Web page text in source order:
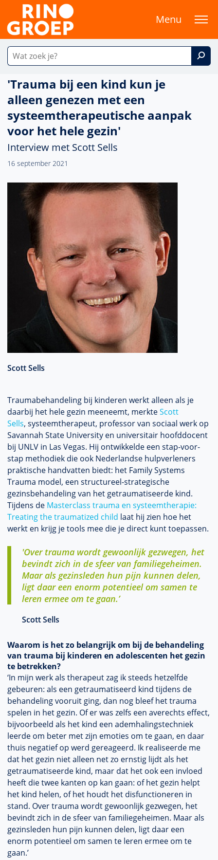
Menu
'Trauma bij een kind kun je
alleen genezen met een
systeemtherapeutische aanpak
voor het hele gezin'
Interview met Scott Sells
16 september 2021
Scott Sells
Traumabehandeling bij kinderen werkt alleen als je
daarbij het hele gezin meeneemt, merkteScott
Sells, systeemtherapeut, professor van sociaal werk op
Savannah State University en universitair hoofddocent
bij UNLV in Las Vegas. Hij ontwikkelde een stap-voor-
stap methodiek die ook Nederlandse hulpverleners
praktische handvatten biedt: het Family Systems
Trauma model, een structureel-strategische
gezinsbehandeling van het getraumatiseerde kind.
Tijdens de Masterclass trauma en systeemtherapie:
Treating the traumatized child laat hij zien hoe het
werkt en krijg je tools mee die je direct kunt toepassen.
'Over trauma wordt gewoonlijk gezwegen, het
bevindt zich in de sfeer van familiegeheimen.
Maar als gezinsleden hun pijn kunnen delen,
ligt daar een enorm potentieel om samen te
leren ermee om te gaan.’
Scott Sells
Waarom is het zo belangrijk om bij de behandeling
van trauma bij kinderen en adolescenten het gezin
te betrekken?
‘In mijn werk als therapeut zag ik steeds hetzelfde
gebeuren: als een getraumatiseerd kind tijdens de
behandeling vooruit ging, dan nog bleef het trauma
spelen in het gezin. Of er was zelfs een averechts effect,
bijvoorbeeld als het kind een ademhalingstechniek
leerde om beter met zijn emoties om te gaan, en daar
thuis negatief op werd gereageerd. Ik realiseerde me
dat het gezin niet alleen net zo ernstig lijdt als het
getraumatiseerde kind, maar dat het ook een invloed
heeft die twee kanten op kan gaan: of het gezin helpt
het kind helen, of het houdt het disfunctioneren in
stand. Over trauma wordt gewoonlijk gezwegen, het
bevindt zich in de sfeer van familiegeheimen. Maar als
gezinsleden hun pijn kunnen delen, ligt daar een
enorm potentieel om samen te leren ermee om te
gaan.’